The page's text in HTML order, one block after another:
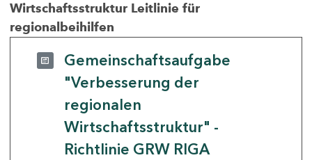
Wirtschaftsstruktur Leitlinie für
regionalbeihilfen
Gemeinschaftsaufgabe
"Verbesserung der
regionalen
Wirtschaftsstruktur" -
Richtlinie GRW RIGA